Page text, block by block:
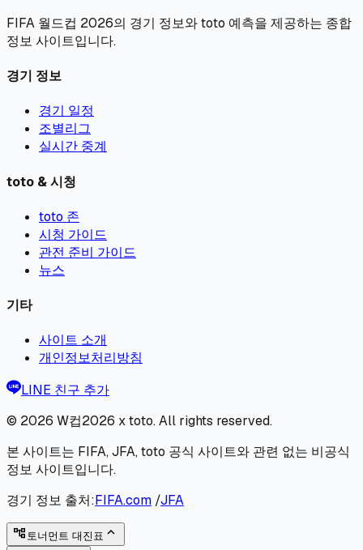
FIFA 월드컵 2026의 경기 정보와 toto 예측을 제공하는 종합
정보 사이트입니다.
경기 정보
경기 일정
조별리그
실시간 중계
toto & 시청
toto 존
시청 가이드
관전 준비 가이드
뉴스
기타
사이트 소개
개인정보처리방침
LINE 친구 추가
© 2026 W컵2026 x toto. All rights reserved.
본 사이트는 FIFA, JFA, toto 공식 사이트와 관련 없는 비공식
정보 사이트입니다.
경기 정보 출처:FIFA.com /JFA
account_tree 토너먼트 대진표 expand_less